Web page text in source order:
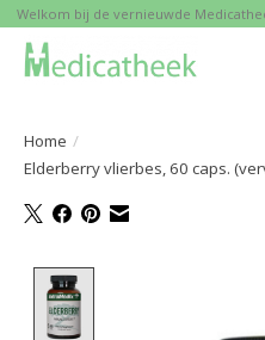
Welkom bij de vernieuwde
Home /
Elderberry vlierbes, 60 caps.